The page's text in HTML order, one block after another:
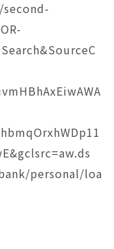
personal/loa